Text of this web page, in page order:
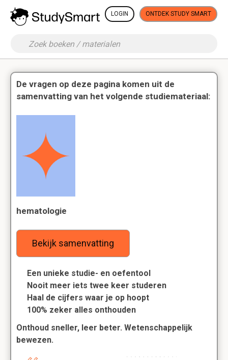
LOGIN ONTDEK STUDY SMART
De vragen op deze pagina komen uit de
samenvatting van het volgende studiemateriaal:
hematologie
Bekijk samenvatting
Een unieke studie- en oefentool
Nooit meer iets twee keer studeren
Haal de cijfers waar je op hoopt
100% zeker alles onthouden
Onthoud sneller, leer beter. Wetenschappelijk
bewezen.